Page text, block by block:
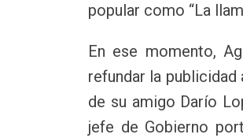
popular como “La
En ese momento,
refundar la
de su amigo Darío
jefe de Gobierno